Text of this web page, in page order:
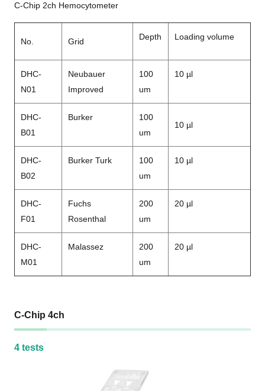
C-Chip 2ch Hemocytometer
No. Grid Depth Loading volume
DHC-
N01
Neubauer
Improved
100
um
10 µl
DHC-
B01
Burker
100
um
10 µl
DHC-
B02
Burker Turk
100
um
10 µl
DHC-
F01
Fuchs
Rosenthal
200
um
20 µl
DHC-
M01
Malassez
200
um
20 µl
C-Chip 4ch
4 tests